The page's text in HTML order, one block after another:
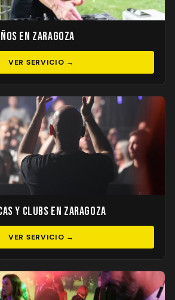
en Zaragoza
VER SERVICIO →
y Clubs en Zaragoza
VER SERVICIO →